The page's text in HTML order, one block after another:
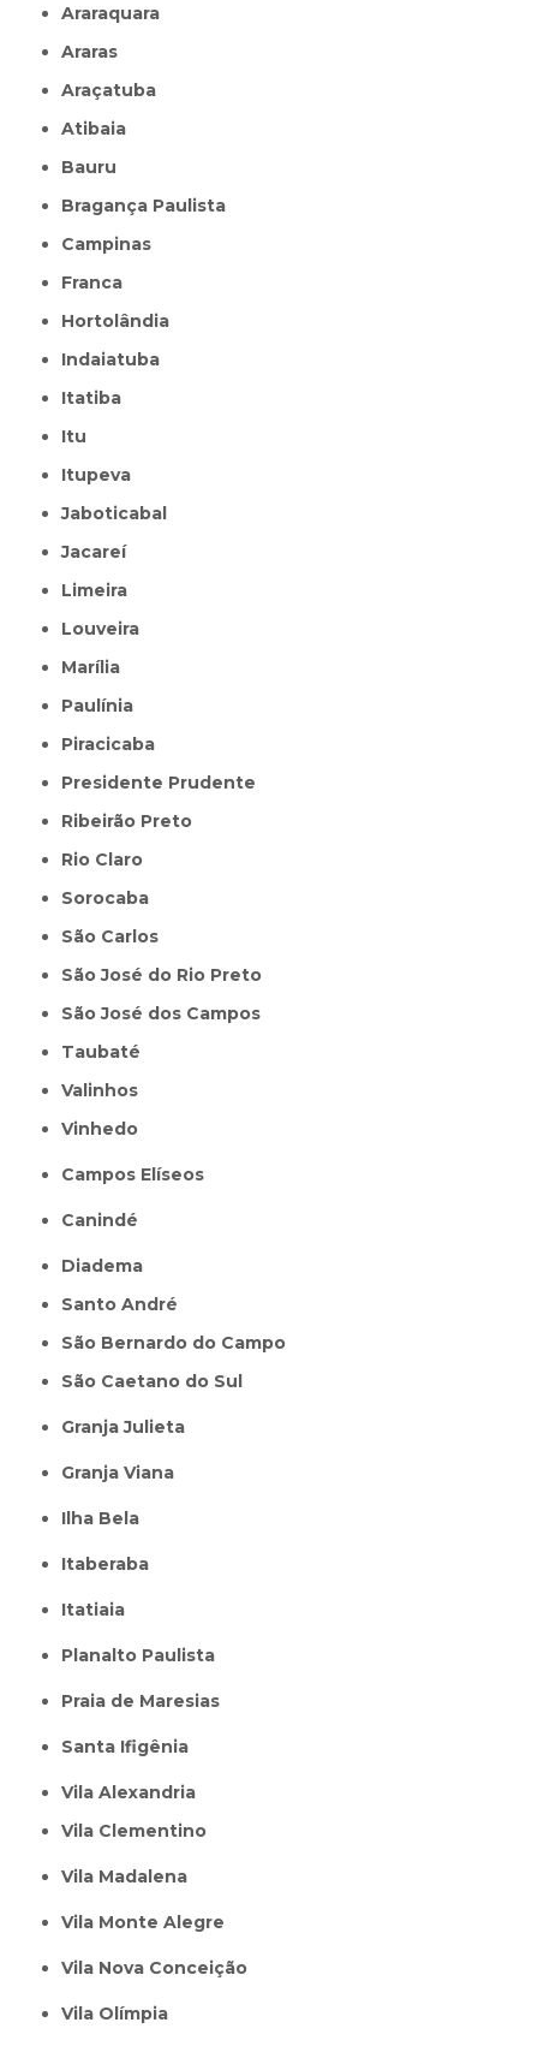
Araraquara
Araras
Araçatuba
Atibaia
Bauru
Bragança Paulista
Campinas
Franca
Hortolândia
Indaiatuba
Itatiba
Itu
Itupeva
Jaboticabal
Jacareí
Limeira
Louveira
Marília
Paulínia
Piracicaba
Presidente Prudente
Ribeirão Preto
Rio Claro
Sorocaba
São Carlos
São José do Rio Preto
São José dos Campos
Taubaté
Valinhos
Vinhedo
Campos Elíseos
Canindé
Diadema
Santo André
São Bernardo do Campo
São Caetano do Sul
Granja Julieta
Granja Viana
Ilha Bela
Itaberaba
itatiaia
Planalto Paulista
Praia de Maresias
Santa Ifigênia
Vila Alexandria
Vila Clementino
Vila Madalena
Vila Monte Alegre
Vila Nova Conceição
Vila Olímpia